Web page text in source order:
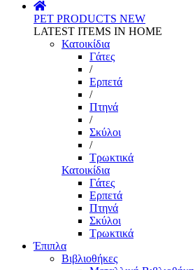
PET PRODUCTS NEW
LATEST ITEMS IN HOME
Κατοικίδια
Γάτες
/
Ερπετά
/
Πτηνά
/
Σκύλοι
/
Τρωκτικά
Κατοικίδια
Γάτες
Ερπετά
Πτηνά
Σκύλοι
Τρωκτικά
Έπιπλα
Βιβλιοθήκες